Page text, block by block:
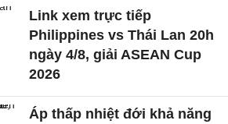
Link xem trực tiếp
Philippines vs Thái Lan 20h
ngày 4/8, giải ASEAN Cup
2026
Áp thấp nhiệt đới khả năng